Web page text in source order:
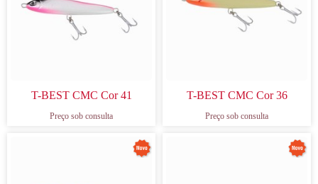
T-BEST CMC Cor 41
Preço sob consulta
T-BEST CMC Cor 36
Preço sob consulta